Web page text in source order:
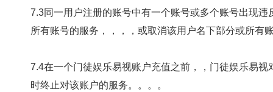
7.3同一用户注册的账号中有一个账号或多个账号出现违反本协议
所有账号的服务，，，，或取消该用户名下部分或所有账号
7.4在一个门徒娱乐易视账户充值之前，，门徒娱乐易视
时终止对该账户的服务。。。。